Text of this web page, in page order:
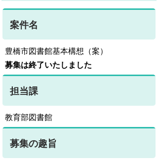
案件名
豊橋市図書館基本構想（案）
募集は終了いたしました
担当課
教育部図書館
募集の趣旨